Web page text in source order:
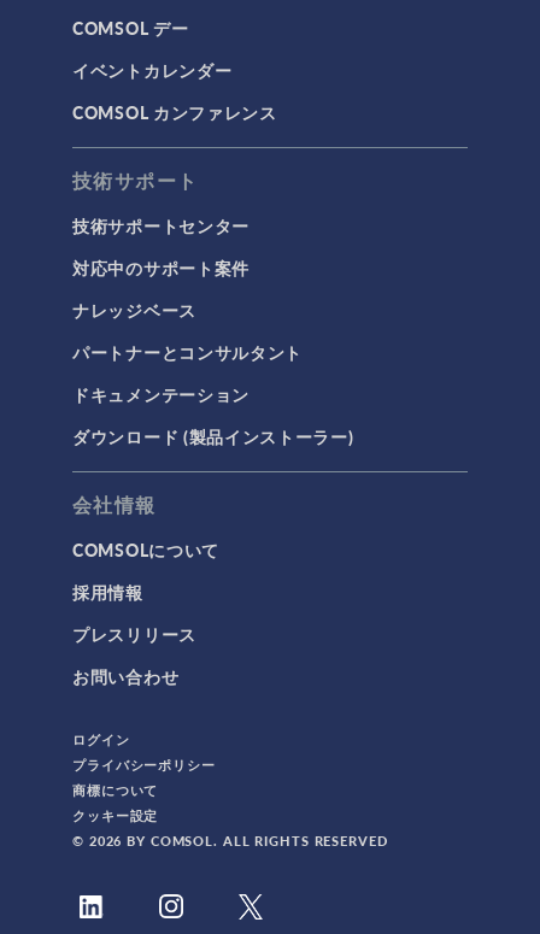
COMSOL デー
イベントカレンダー
COMSOL カンファレンス
技術サポート
技術サポートセンター
対応中のサポート案件
ナレッジベース
パートナーとコンサルタント
ドキュメンテーション
ダウンロード (製品インストーラー)
会社情報
COMSOLについて
採用情報
プレスリリース
お問い合わせ
ログイン
プライバシーポリシー
商標について
クッキー設定
© 2026 BY COMSOL. ALL RIGHTS RESERVED